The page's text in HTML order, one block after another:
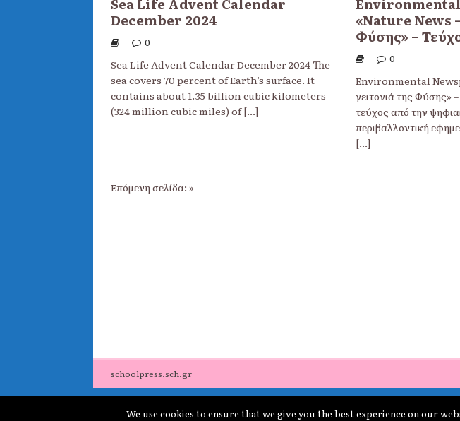
December 2024
0
Sea Life Advent Calendar December 2024 The
sea covers 70 percent of Earth’s surface. It
contains about 1.35 billion cubic kilometers
(324 million cubic miles) of[...]
«Nature News
Φύσης» –
0
Environmental
γειτονιά της Φύσης»
τεύχος από την
περιβαλλοντική
[...]
Επόμενη σελίδα: »
schoolpress.sch.gr
We use cookies to ensure that we give you the best experience on our